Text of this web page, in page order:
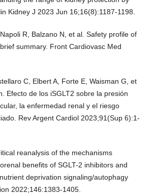
Kidney J 2023 Jun 16;16(8):1187-1198.
R, Balzano N, et al. Safety profile of
summary. Front Cardiovasc Med
C, Elbert A, Forte E, Waisman G, et
Efecto de los iSGLT2 sobre la presión
la enfermedad renal y el riesgo
Rev Argent Cardiol 2023;91(Sup 6):1-
reanalysis of the mechanisms
benefits of SGLT-2 inhibitors and
deprivation signaling/autophagy
2022;146:1383-1405.